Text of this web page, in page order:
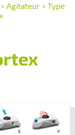
> Agitateur > Type